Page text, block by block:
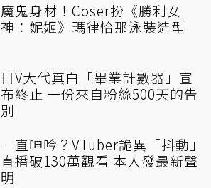
魔鬼身材！Coser扮《勝利女
神：妮姬》瑪律恰那泳裝造型
日V大代真白「畢業計數器」宣
布終止 一份來自粉絲500天的告
別
一直呻吟？VTuber詭異「抖動」
直播破130萬觀看 本人發最新聲
明